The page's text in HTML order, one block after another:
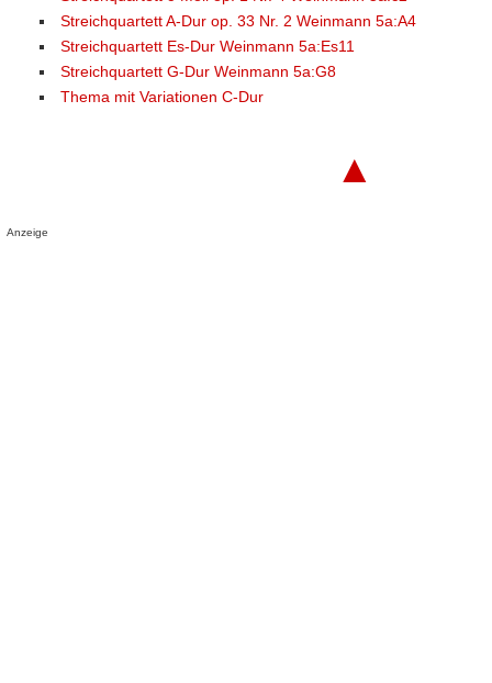
Streichquartett A-Dur op. 33 Nr. 2 Weinmann 5a:A4
Streichquartett Es-Dur Weinmann 5a:Es11
Streichquartett G-Dur Weinmann 5a:G8
Thema mit Variationen C-Dur
▲
Anzeige